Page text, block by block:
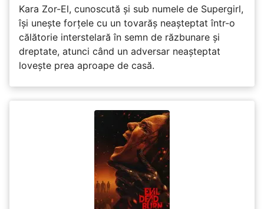
Kara Zor-El, cunoscută și sub numele de Supergirl,
își unește forțele cu un tovarăș neașteptat într-o
călătorie interstelară în semn de răzbunare și
dreptate, atunci când un adversar neașteptat
lovește prea aproape de casă.